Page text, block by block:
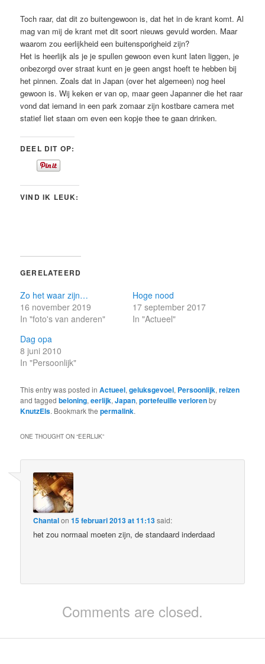
Toch raar, dat dit zo buitengewoon is, dat het in de krant komt. Al
mag van mij de krant met dit soort nieuws gevuld worden. Maar
waarom zou eerlijkheid een buitensporigheid zijn?
Het is heerlijk als je je spullen gewoon even kunt laten liggen, je
onbezorgd over straat kunt en je geen angst hoeft te hebben bij
het pinnen. Zoals dat in Japan (over het algemeen) nog heel
gewoon is. Wij keken er van op, maar geen Japanner die het raar
vond dat iemand in een park zomaar zijn kostbare camera met
statief liet staan om even een kopje thee te gaan drinken.
DEEL DIT OP:
VIND IK LEUK:
GERELATEERD
Zo het waar zijn…
16 november 2019
In "foto's van anderen"
Hoge nood
17 september 2017
In "Actueel"
Dag opa
8 juni 2010
In "Persoonlijk"
This entry was posted inActueel,geluksgevoel, Persoonlijk,reizen
and taggedbeloning,eerlijk,Japan,portefeuille verlorenby
KnutzEls. Bookmark thepermalink.
ONE THOUGHT ON “EERLIJK”
Chantalon15 februari 2013 at 11:13said:
het zou normaal moeten zijn, de standaard inderdaad
Comments are closed.